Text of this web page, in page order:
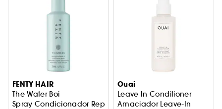
FENTY HAIR
The Water Boi
Spray Condicionador Reparador sem Enxaguamento
Ouai
Leave In Conditioner
Amaciador Leave-In